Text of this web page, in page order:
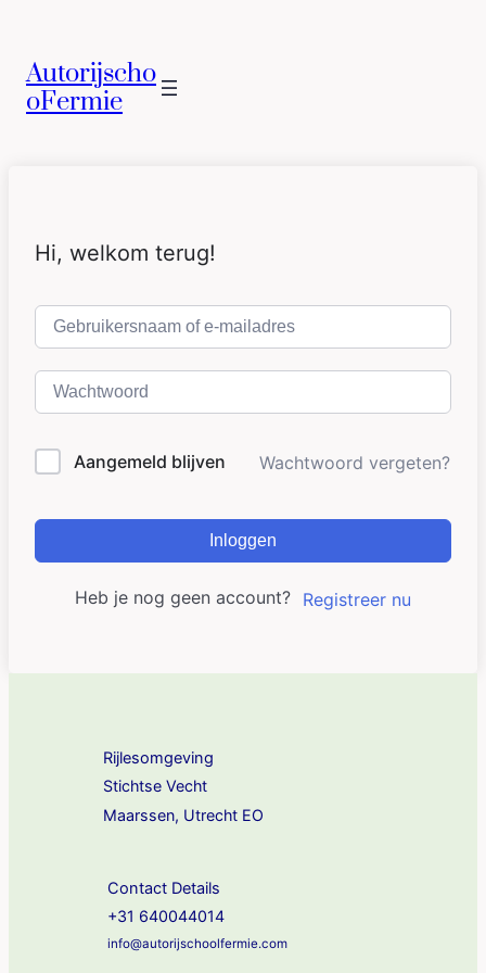
Autorijscho
oFermie
Hi, welkom terug!
Aangemeld blijven Wachtwoord vergeten?
Inloggen
Heb je nog geen account? Registreer nu
Rijlesomgeving
Stichtse Vecht
Maarssen, Utrecht EO
Contact Details
+31 640044014
info@autorijschoolfermie.com